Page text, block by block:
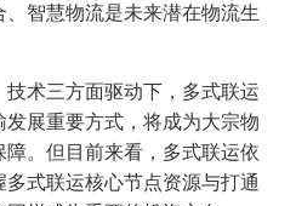
智慧物流是未来潜在物流生
术三方面驱动下，多式联运
展重要方式，将成为大宗物
。但目前来看，多式联运依
式联运核心节点资源与打通